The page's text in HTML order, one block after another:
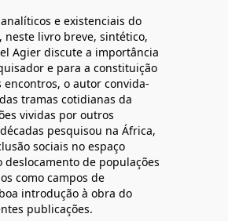
e existenciais do
livro breve, sintético,
Agier discute a importância
e para a constituição
o autor convida-
tramas cotidianas da
vividas por outros
pesquisou na África,
sociais no espaço
de populações
como campos de
introdução à obra do
publicações.